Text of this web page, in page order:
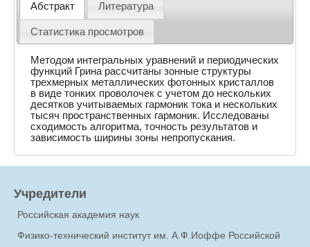
Абстракт Литература
Статистика просмотров
Методом интегральных уравнений и периодических
функций Грина рассчитаны зонные структуры
трехмерных металлических фотонных кристаллов
в виде тонких проволочек с учетом до нескольких
десятков учитываемых гармоник тока и нескольких
тысяч пространственных гармоник. Исследованы
сходимость алгоритма, точность результатов и
зависимость ширины зоны непропускания.
Учредители
Российская академия наук
Физико-технический институт им. А.Ф.Иоффе Российской